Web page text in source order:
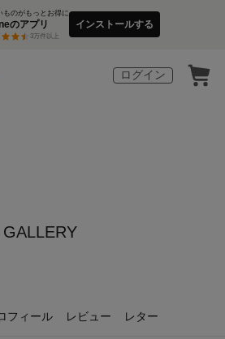
ものがもっとお得に
のアプリ
3万件以上
インストールする
ログイン
フィール レビュー レター